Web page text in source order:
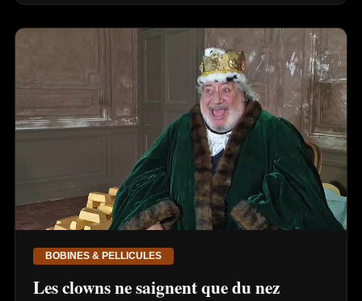
BOBINES & PELLICULES
Les clowns ne saignent que du nez